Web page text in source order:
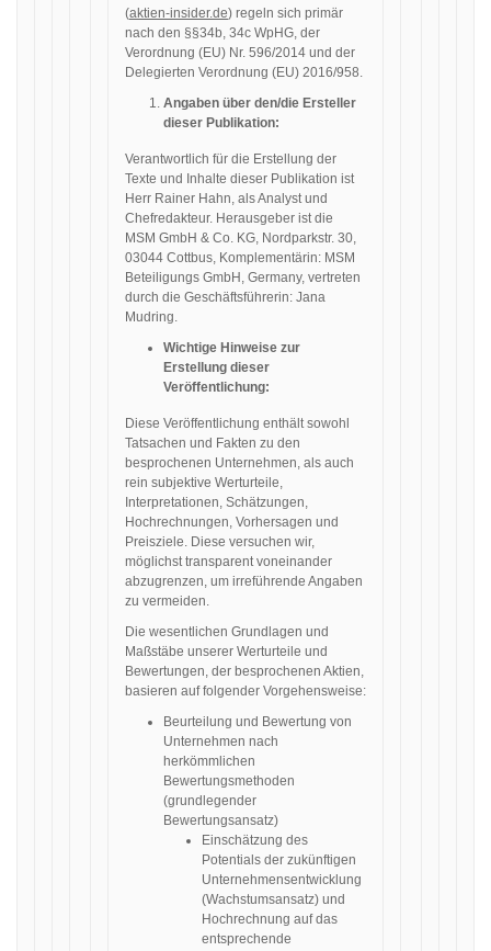
(aktien-insider.de) regeln sich primär
nach den §§34b, 34c WpHG, der
Verordnung (EU) Nr. 596/2014 und der
Delegierten Verordnung (EU) 2016/958.
Angaben über den/die Ersteller
dieser Publikation:
Verantwortlich für die Erstellung der
Texte und Inhalte dieser Publikation ist
Herr Rainer Hahn, als Analyst und
Chefredakteur. Herausgeber ist die
MSM GmbH & Co. KG, Nordparkstr. 30,
03044 Cottbus, Komplementärin: MSM
Beteiligungs GmbH, Germany, vertreten
durch die Geschäftsführerin: Jana
Mudring.
Wichtige Hinweise zur
Erstellung dieser
Veröffentlichung:
Diese Veröffentlichung enthält sowohl
Tatsachen und Fakten zu den
besprochenen Unternehmen, als auch
rein subjektive Werturteile,
Interpretationen, Schätzungen,
Hochrechnungen, Vorhersagen und
Preisziele. Diese versuchen wir,
möglichst transparent voneinander
abzugrenzen, um irreführende Angaben
zu vermeiden.
Die wesentlichen Grundlagen und
Maßstäbe unserer Werturteile und
Bewertungen, der besprochenen Aktien,
basieren auf folgender Vorgehensweise:
Beurteilung und Bewertung von
Unternehmen nach
herkömmlichen
Bewertungsmethoden
(grundlegender
Bewertungsansatz)
Einschätzung des
Potentials der zukünftigen
Unternehmensentwicklung
(Wachstumsansatz) und
Hochrechnung auf das
entsprechende